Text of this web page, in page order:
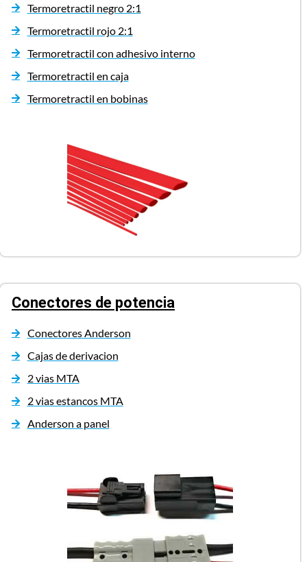
Termoretractil negro 2:1
Termoretractil rojo 2:1
Termoretractil con adhesivo interno
Termoretractil en caja
Termoretractil en bobinas
Conectores de potencia
Conectores Anderson
Cajas de derivacion
2 vias MTA
2 vias estancos MTA
Anderson a panel